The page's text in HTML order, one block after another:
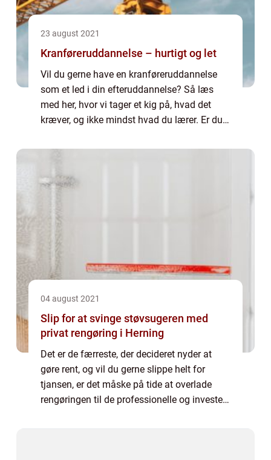
23 august 2021
Kranføreruddannelse – hurtigt og let
Vil du gerne have en kranføreruddannelse
som et led i din efteruddannelse? Så læs
med her, hvor vi tager et kig på, hvad det
kræver, og ikke mindst hvad du lærer. Er du
04 august 2021
Slip for at svinge støvsugeren med
privat rengøring i Herning
Det er de færreste, der decideret nyder at
gøre rent, og vil du gerne slippe helt for
tjansen, er det måske på tide at overlade
rengøringen til de professionelle og investere
bekæmpe hjemmets nullermænd, ...